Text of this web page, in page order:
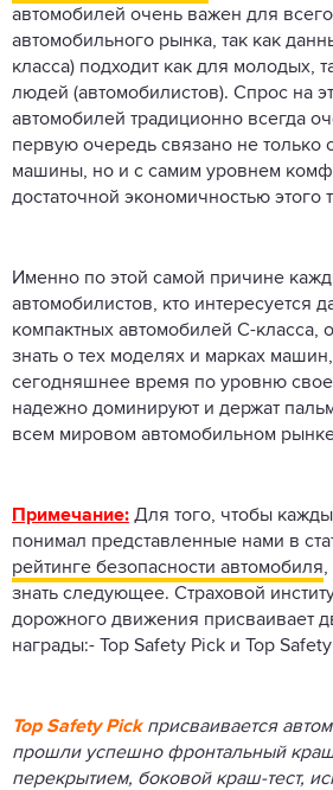
автомобилей очень важен для
автомобильного рынка, так как
класса) подходит как для молодых,
людей (автомобилистов). Спрос на
автомобилей традиционно всегда
первую очередь связано не только
машины, но и с самим уровнем
достаточной экономичностью этого
Именно по этой самой причине
автомобилистов, кто интересуется
компактных автомобилей С-класса,
знать о тех моделях и марках
сегодняшнее время по уровню
надежно доминируют и держат
всем мировом автомобильном
Примечание: Для того, чтобы
понимал представленные нами в
рейтинге безопасности автомобиля,
знать следующее. Страховой
дорожного движения присваивает
награды:- Top Safety Pick и Top
Top Safety Pickприсваивается
прошли успешно фронтальный
перекрытием, боковой краш-тест,